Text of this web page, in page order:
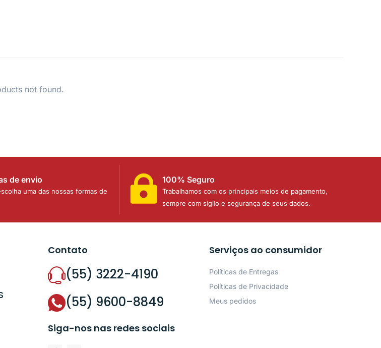
not found.
de envio
uma das nossas formas de
100% Seguro
Trabalhamos com os principais meios de pagamento,
sempre com sigilo e segurança de seus dados.
Contato
(55) 3222-4190
(55) 9600-8849
Siga-nos nas redes sociais
Serviços ao consumidor
Políticas de Entregas
Políticas de Privacidade
Meus pedidos